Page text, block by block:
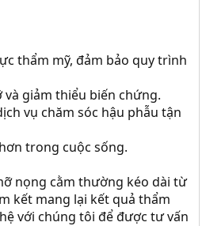
thẩm mỹ, đảm bảo quy trình
giảm thiểu biến chứng.
vụ chăm sóc hậu phẫu tận
trong cuộc sống.
nọng cằm thường kéo dài từ
kết mang lại kết quả thẩm
với chúng tôi để được tư vấn